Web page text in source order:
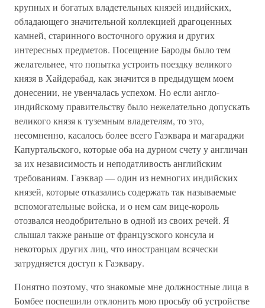
крупных и богатых владетельных князей индийских,
обладающего значительной коллекцией драгоценных
камней, старинного восточного оружия и других
интересных предметов. Посещение Бароды было тем
желательнее, что попытка устроить поездку великого
князя в Хайдерабад, как значится в предыдущем моем
донесении, не увенчалась успехом. Но если англо-
индийскому правительству было нежелательно допускать
великого князя к туземным владетелям, то это,
несомненно, касалось более всего Гаэквара и магараджи
Капуртальского, которые оба на дурном счету у англичан
за их независимость и неподатливость английским
требованиям. Гаэквар — один из немногих индийских
князей, которые отказались содержать так называемые
вспомогательные войска, и о нем сам вице-король
отозвался неодобрительно в одной из своих речей. Я
слышал также раньше от французского консула и
некоторых других лиц, что иностранцам всячески
затрудняется доступ к Гаэквару.
Понятно поэтому, что знакомые мне должностные лица в
Бомбее поспешили отклонить мою просьбу об устройстве